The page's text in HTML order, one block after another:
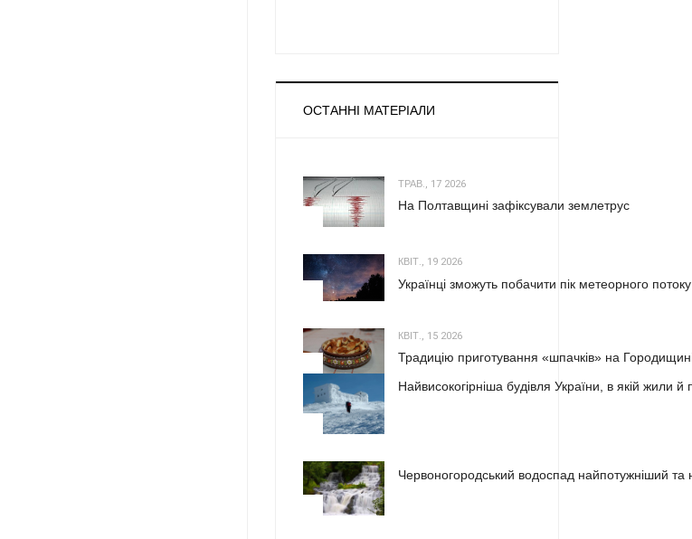
ОСТАННІ МАТЕРІАЛИ
ТРАВ., 17 2026
На Полтавщині зафіксували землетрус
КВІТ., 19 2026
Українці зможуть побачити пік метеорного
КВІТ., 15 2026
Традицію приготування «шпачків» на
Найвисокогірніша будівля України, в якій жили
Червоногородський водоспад найпотужніший та